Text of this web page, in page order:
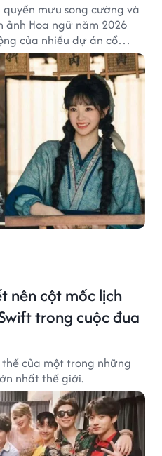
mưu song cường và
ảnh Hoa ngữ năm 2026
của nhiều dự án cổ
nên cột mốc lịch
trong cuộc đua
của một trong những
nhất thế giới.